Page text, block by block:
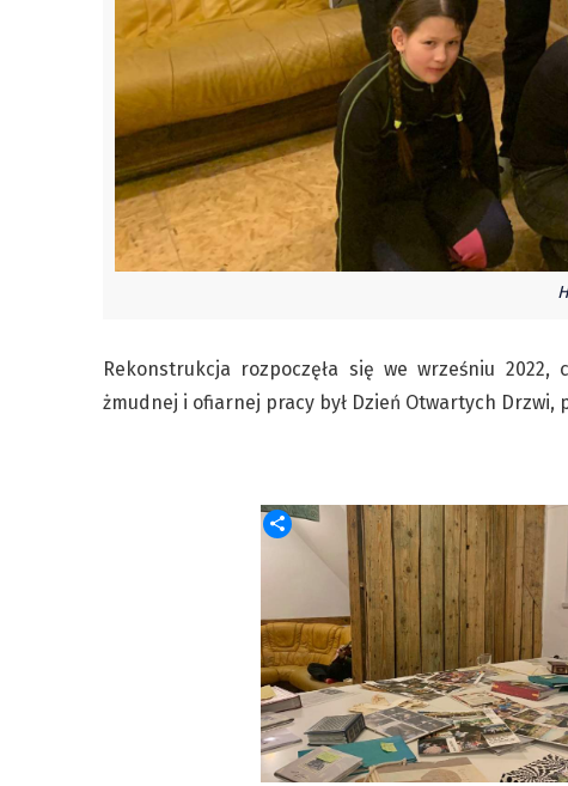
Rekonstrukcja rozpoczęła się we wrześniu
żmudnej i ofiarnej pracy był Dzień Otwartych